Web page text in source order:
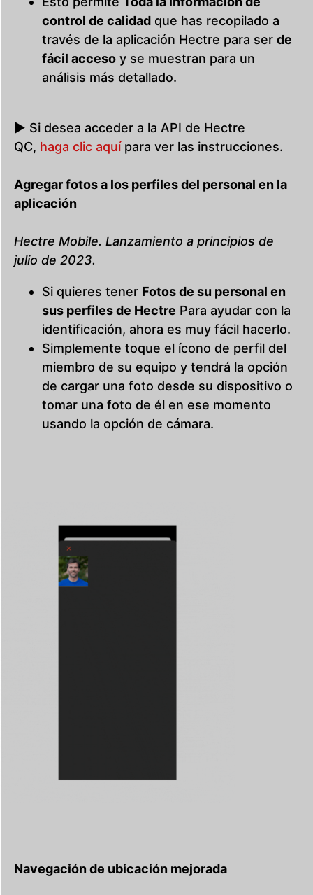
control de calidad que has recopilado a
través de la aplicación Hectre para ser de
fácil acceso y se muestran para un
análisis más detallado.
▶ Si desea acceder a la API de Hectre
QC, haga clic aquípara ver las instrucciones.
Agregar fotos a los perfiles del personal en la
aplicación
Hectre Mobile. Lanzamiento a principios de
julio de 2023.
Si quieres tener Fotos de su personal en
sus perfiles de Hectre Para ayudar con la
identificación, ahora es muy fácil hacerlo.
Simplemente toque el ícono de perfil del
miembro de su equipo y tendrá la opción
de cargar una foto desde su dispositivo o
tomar una foto de él en ese momento
usando la opción de cámara.
Navegación de ubicación mejorada